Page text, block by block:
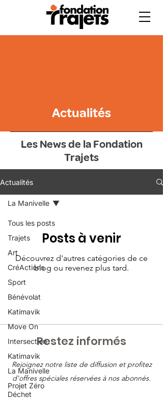
Actualités
Les News de la Fondation
Trajets
Actualités
Tous les posts
Trajets
Art
CréActions
Sport
Bénévolat
Katimavik
Move On
Intersection
Katimavik
La Manivelle
Projet Zéro
Déchet
La Manivelle
Posts à venir
Découvrez d'autres catégories de ce
blog ou revenez plus tard.
Restez informés
Rejoignez notre liste de diffusion et profitez
d'offres spéciales réservées à nos abonnés.